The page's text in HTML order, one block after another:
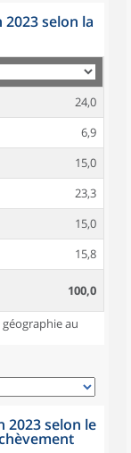
2023 selon la
24,0
6,9
15,0
23,3
15,0
15,8
100,0
au
2023 selon le